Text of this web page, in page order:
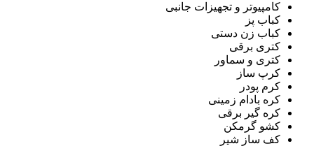
کامپیوتر و تجهیزات جانبی
کباب پز
کباب زن دستی
کتری برقی
کتری و سماور
کرپ ساز
کرم پودر
کره بادام زمینی
کره گیر برقی
کشو گرمکن
کف ساز شیر